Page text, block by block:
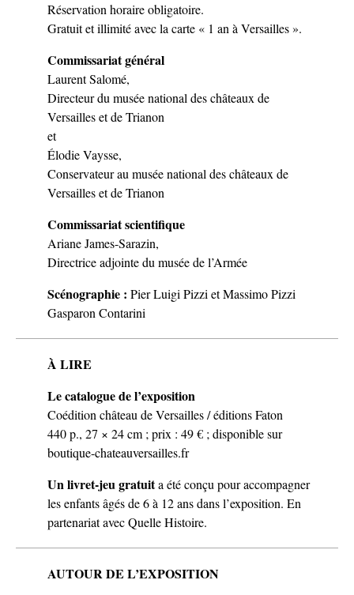
Réservation horaire obligatoire.
Gratuit et illimité avec la carte « 1 an à Versailles ».
Commissariat général
Laurent Salomé,
Directeur du musée national des châteaux de
Versailles et de Trianon
et
Élodie Vaysse,
Conservateur au musée national des châteaux de
Versailles et de Trianon
Commissariat scientifique
Ariane James-Sarazin,
Directrice adjointe du musée de l’Armée
Scénographie : Pier Luigi Pizzi et Massimo Pizzi
Gasparon Contarini
À LIRE
Le catalogue de l’exposition
Coédition château de Versailles / éditions Faton
440 p., 27 × 24 cm ; prix : 49 € ; disponible sur
boutique-chateauversailles.fr
Un livret-jeu gratuita été conçu pour accompagner
les enfants âgés de 6 à 12 ans dans l’exposition. En
partenariat avec Quelle Histoire.
AUTOUR DE L’EXPOSITION